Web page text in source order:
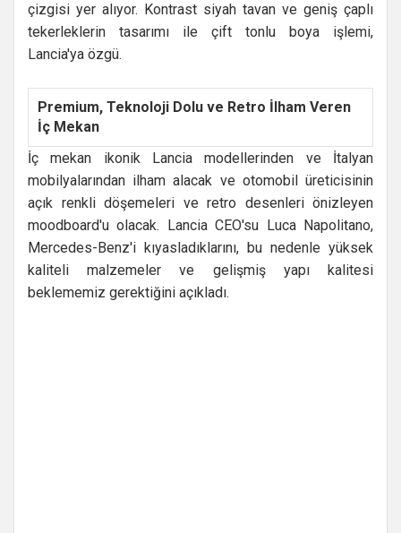
çizgisi yer alıyor. Kontrast siyah tavan ve geniş çaplı
tekerleklerin tasarımı ile çift tonlu boya işlemi,
Lancia'ya özgü.
Premium, Teknoloji Dolu ve Retro İlham Veren
İç Mekan
İç mekan ikonik Lancia modellerinden ve İtalyan
mobilyalarından ilham alacak ve otomobil üreticisinin
açık renkli döşemeleri ve retro desenleri önizleyen
moodboard'u olacak. Lancia CEO'su Luca Napolitano,
Mercedes-Benz'i kıyasladıklarını, bu nedenle yüksek
kaliteli malzemeler ve gelişmiş yapı kalitesi
beklememiz gerektiğini açıkladı.